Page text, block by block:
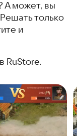
А может, вы
только
и
в RuStore.